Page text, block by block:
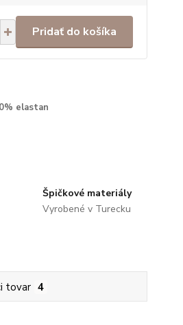
Pridať do košíka
elastan
Špičkové materiály
Vyrobené v Turecku
tovar 4